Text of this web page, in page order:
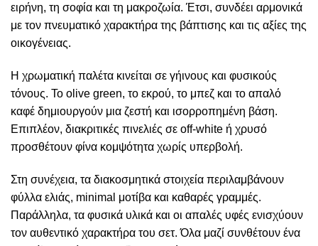
ειρήνη, τη σοφία και τη μακροζωία. Έτσι, συνδέει αρμονικά
με τον πνευματικό χαρακτήρα της βάπτισης και τις αξίες της
οικογένειας.
Η χρωματική παλέτα κινείται σε γήινους και φυσικούς
τόνους. Το olive green, το εκρού, το μπεζ και το απαλό
καφέ δημιουργούν μια ζεστή και ισορροπημένη βάση.
Επιπλέον, διακριτικές πινελιές σε off-white ή χρυσό
προσθέτουν φίνα κομψότητα χωρίς υπερβολή.
Στη συνέχεια, τα διακοσμητικά στοιχεία περιλαμβάνουν
φύλλα ελιάς, minimal μοτίβα και καθαρές γραμμές.
Παράλληλα, τα φυσικά υλικά και οι απαλές υφές ενισχύουν
τον αυθεντικό χαρακτήρα του σετ. Όλα μαζί συνθέτουν ένα